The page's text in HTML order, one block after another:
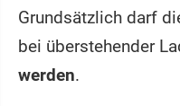
Grundsätzlich darf
bei überstehender
werden.